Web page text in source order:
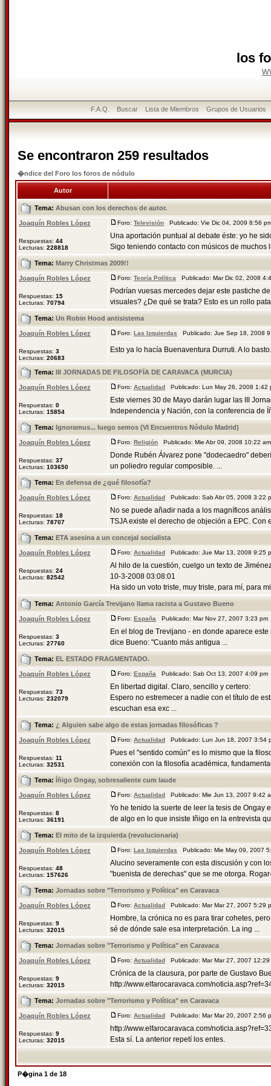
los
F.A.Q. Buscar Lista de Miembros Grupos de Usuarios
Se encontraron 259 resultados
�ndice del Foro los foros de nódulo
Autor
Tema: Abusan con los derechos de autor.
Joaquín Robles López
Respuestas: 44
Lecturas: 228818
Foro: Televisión Publicado: Vie Dic 04, 2009 8:56
Una aportación puntual al debate éste: yo he
Sigo teniendo contacto con músicos de muchos
Tema: Marry Christmas 2009!!
Joaquín Robles López
Respuestas: 15
Lecturas: 70794
Foro: Teoría Política Publicado: Mar Dic 02, 2008
Podrían vuesas mercedes dejar este pastiche
visuales? ¿De qué se trata? Esto es un rollo
Tema: Un Robin Hood antisistema
Joaquín Robles López
Respuestas: 3
Lecturas: 20683
Foro: Las Izquierdas Publicado: Jue Sep 18, 2008
Esto ya lo hacía Buenaventura Durruti. A lo
Tema: III JORNADAS DE FILOSOFÍA DE CARAVACA (MURCIA)
Joaquín Robles López
Respuestas: 0
Lecturas: 15854
Foro: Actualidad Publicado: Lun May 26, 2008
Este viernes 30 de Mayo darán lugar las III
Independencia y Nación, con la conferencia de
Tema: Ignoramus... luego semos (VI Encuentros Nódulo Madrid)
Joaquín Robles López
Respuestas: 37
Lecturas: 103650
Foro: Religión Publicado: Mie Abr 09, 2008 10:22
Donde Rubén Álvarez pone "dodecaedro"
un poliedro regular composible. ...
Tema: En defensa de ¿qué filosofía?
Joaquín Robles López
Respuestas: 18
Lecturas: 78707
Foro: Actualidad Publicado: Sab Abr 05, 2008
No se puede añadir nada a los magníficos
TSJA existe el derecho de objeción a EPC. Con
Tema: ETA asesina a un concejal socialista
Joaquín Robles López
Respuestas: 24
Lecturas: 82542
Foro: Actualidad Publicado: Jue Mar 13, 2008
Al hilo de la cuestión, cuelgo un texto de
10-3-2008 03:08:01
Ha sido un voto triste, muy triste, para mí, para
Tema: Antonio García Trevijano llama racista a Gustavo Bueno
Joaquín Robles López
Respuestas: 3
Lecturas: 27760
Foro: España Publicado: Mar Nov 27, 2007 3:23
En el blog de Trevijano - en donde aparece
dice Bueno: "Cuanto más antigua ...
Tema: EL ESTADO FRAGMENTADO.
Joaquín Robles López
Respuestas: 73
Lecturas: 232079
Foro: España Publicado: Sab Oct 13, 2007 4:09
En libertad digital. Claro, sencillo y certero:
Espero no estremecer a nadie con el título de
escuchan esa exc ...
Tema: ¿ Alguien sabe algo de estas jornadas filosóficas ?
Joaquín Robles López
Respuestas: 11
Lecturas: 32531
Foro: Actualidad Publicado: Lun Jun 18, 2007
Pues el "sentido común" es lo mismo que la
conexión con la filosofía académica,
Tema: Íñigo Ongay, sobresaliente cum laude
Joaquín Robles López
Respuestas: 8
Lecturas: 36191
Foro: Actualidad Publicado: Mie Jun 13, 2007 9:42
Yo he tenido la suerte de leer la tesis de Ongay
de algo en lo que insiste Iñigo en la entrevista
Tema: El mito de la izquierda (revolucionaria)
Joaquín Robles López
Respuestas: 48
Lecturas: 157626
Foro: Las Izquierdas Publicado: Mie May 09, 2007
Alucino severamente con esta discusión y con
"buenista de derechas" que se me otorga.
Tema: Jornadas sobre "Terrorismo y Política" en Caravaca
Joaquín Robles López
Respuestas: 9
Lecturas: 32015
Foro: Actualidad Publicado: Mar Mar 27, 2007
Hombre, la crónica no es para tirar cohetes,
sé de dónde sale esa interpretación. La ing ...
Tema: Jornadas sobre "Terrorismo y Política" en Caravaca
Joaquín Robles López
Respuestas: 9
Lecturas: 32015
Foro: Actualidad Publicado: Mar Mar 27, 2007
Crónica de la clausura, por parte de Gustavo
http://www.elfarocaravaca.com/
Tema: Jornadas sobre "Terrorismo y Política" en Caravaca
Joaquín Robles López
Respuestas: 9
Lecturas: 32015
Foro: Actualidad Publicado: Mar Mar 20, 2007
http://www.elfarocaravaca.com/
Esta sí. La anterior repetí los entes.
P�gina 1 de 18